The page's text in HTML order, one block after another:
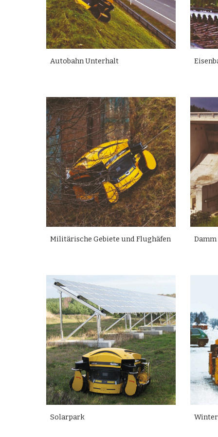
Autobahn Unterhalt
Militärische Gebiete und Flughäfen
Solarpark